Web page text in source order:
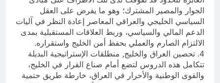
الجوار والمصير المشترك؛ وهو ما يفرض على العقل
السياسي الخليجي والعراقي المعاصر إعادة النظر في آليات
الدعم المالي والسياسي، وربط العلاقات المستقبلية بمدى
الالتزام الصارم والعملي بحفظ أمن الخليج واستقراره.
4. تحصين العراق والخليج, منطلقات الإستراتيجية البديلة
تتكامل هذه الدروس لتضع أمام صناع القرار في الخليج،
والقوى الوطنية والأحرار في العراق، خارطة طريق حتمية